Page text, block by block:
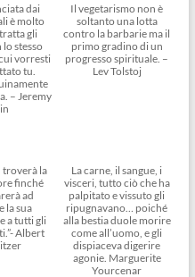
dai
è molto
gli
stesso
vorresti
tu.
– Jeremy
Il vegetarismo non è
soltanto una lotta
contro la barbarie ma il
primo gradino di un
progresso spirituale. –
Lev Tolstoj
troverà la
finché
ad
la sua
a tutti gli
Albert
La carne, il sangue, i
visceri, tutto ciò che ha
palpitato e vissuto gli
ripugnavano… poiché
alla bestia duole morire
come all’uomo, e gli
dispiaceva digerire
agonie. Marguerite
Yourcenar